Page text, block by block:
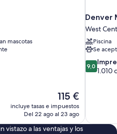
mascotas
El
precio
actual
de
115 €
incluye tasas e impuestos
Del 22 ago al 23 ago
Denver
West
Piscina
Se
9.0
sobre
9,0
1.010
vistazo a las ventajas y los